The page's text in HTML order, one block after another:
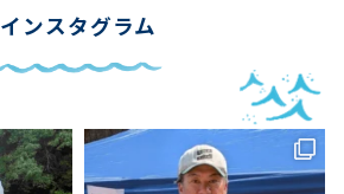
インスタグラム